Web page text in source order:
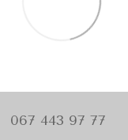
067 443 97 77